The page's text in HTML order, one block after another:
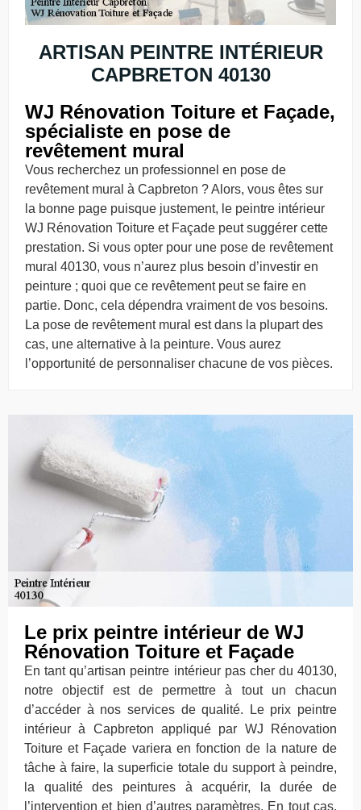
ARTISAN PEINTRE INTÉRIEUR
CAPBRETON 40130
WJ Rénovation Toiture et Façade,
spécialiste en pose de
revêtement mural
Vous recherchez un professionnel en pose de
revêtement mural à Capbreton ? Alors, vous êtes sur
la bonne page puisque justement, le peintre intérieur
WJ Rénovation Toiture et Façade peut suggérer cette
prestation. Si vous opter pour une pose de revêtement
mural 40130, vous n’aurez plus besoin d’investir en
peinture ; quoi que ce revêtement peut se faire en
partie. Donc, cela dépendra vraiment de vos besoins.
La pose de revêtement mural est dans la plupart des
cas, une alternative à la peinture. Vous aurez
l’opportunité de personnaliser chacune de vos pièces.
Le prix peintre intérieur de WJ
Rénovation Toiture et Façade
En tant qu’artisan peintre intérieur pas cher du 40130,
notre objectif est de permettre à tout un chacun
d’accéder à nos services de qualité. Le prix peintre
intérieur à Capbreton appliqué par WJ Rénovation
Toiture et Façade variera en fonction de la nature de
tâche à faire, la superficie totale du support à peindre,
la qualité des peintures à acquérir, la durée de
l’intervention et bien d’autres paramètres. En tout cas,